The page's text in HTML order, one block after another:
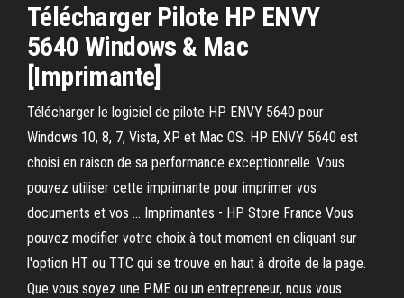
Télécharger Pilote HP ENVY
5640 Windows & Mac
[Imprimante]
Télécharger le logiciel de pilote HP ENVY 5640 pour
Windows 10, 8, 7, Vista, XP et Mac OS. HP ENVY 5640 est
choisi en raison de sa performance exceptionnelle. Vous
pouvez utiliser cette imprimante pour imprimer vos
documents et vos ... Imprimantes - HP Store France Vous
pouvez modifier votre choix à tout moment en cliquant sur
l'option HT ou TTC qui se trouve en haut à droite de la page.
Que vous soyez une PME ou un entrepreneur, nous vous